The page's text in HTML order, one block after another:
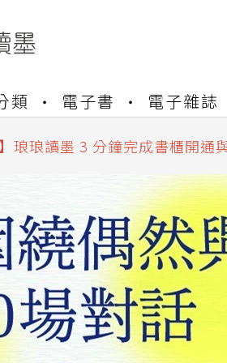
類 電子書 電子雜誌
】琅琅書店服務升級重要說明及
琅琅讀墨書櫃開通常見問題
】琅琅書店服務升級重要說明及